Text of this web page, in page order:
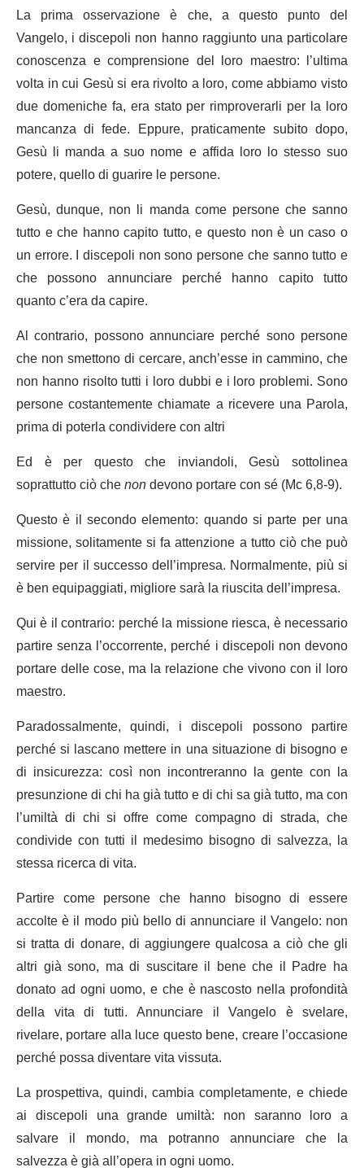
La prima osservazione è che, a questo punto del
Vangelo, i discepoli non hanno raggiunto una particolare
conoscenza e comprensione del loro maestro: l’ultima
volta in cui Gesù si era rivolto a loro, come abbiamo visto
due domeniche fa, era stato per rimproverarli per la loro
mancanza di fede. Eppure, praticamente subito dopo,
Gesù li manda a suo nome e affida loro lo stesso suo
potere, quello di guarire le persone.
Gesù, dunque, non li manda come persone che sanno
tutto e che hanno capito tutto, e questo non è un caso o
un errore. I discepoli non sono persone che sanno tutto e
che possono annunciare perché hanno capito tutto
quanto c’era da capire.
Al contrario, possono annunciare perché sono persone
che non smettono di cercare, anch’esse in cammino, che
non hanno risolto tutti i loro dubbi e i loro problemi. Sono
persone costantemente chiamate a ricevere una Parola,
prima di poterla condividere con altri
Ed è per questo che inviandoli, Gesù sottolinea
soprattutto ciò chenondevono portare con sé (Mc 6,8-9).
Questo è il secondo elemento: quando si parte per una
missione, solitamente si fa attenzione a tutto ciò che può
servire per il successo dell’impresa. Normalmente, più si
è ben equipaggiati, migliore sarà la riuscita dell’impresa.
Qui è il contrario: perché la missione riesca, è necessario
partire senza l’occorrente, perché i discepoli non devono
portare delle cose, ma la relazione che vivono con il loro
maestro.
Paradossalmente, quindi, i discepoli possono partire
perché si lascano mettere in una situazione di bisogno e
di insicurezza: così non incontreranno la gente con la
presunzione di chi ha già tutto e di chi sa già tutto, ma con
l’umiltà di chi si offre come compagno di strada, che
condivide con tutti il medesimo bisogno di salvezza, la
stessa ricerca di vita.
Partire come persone che hanno bisogno di essere
accolte è il modo più bello di annunciare il Vangelo: non
si tratta di donare, di aggiungere qualcosa a ciò che gli
altri già sono, ma di suscitare il bene che il Padre ha
donato ad ogni uomo, e che è nascosto nella profondità
della vita di tutti. Annunciare il Vangelo è svelare,
rivelare, portare alla luce questo bene, creare l’occasione
perché possa diventare vita vissuta.
La prospettiva, quindi, cambia completamente, e chiede
ai discepoli una grande umiltà: non saranno loro a
salvare il mondo, ma potranno annunciare che la
salvezza è già all’opera in ogni uomo.